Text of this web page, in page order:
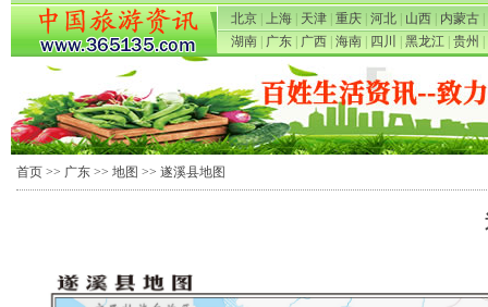
北京 上海 天津 重庆 河北 山西 内蒙古
湖南
广东 广西 海南 四川 黑龙江 贵州
首页 >> 广东 >> 地图 >> 遂溪县地图